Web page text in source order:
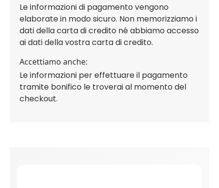
Le informazioni di pagamento vengono
elaborate in modo sicuro. Non memorizziamo i
dati della carta di credito né abbiamo accesso
ai dati della vostra carta di credito.
Accettiamo anche:
Le informazioni per effettuare il pagamento
tramite bonifico le troverai al momento del
checkout.